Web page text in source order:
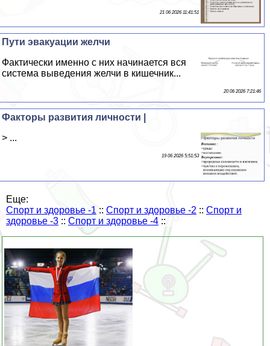
21 06 2026 11:41:51
Пути эвакуации желчи
Фактически именно с них начинается вся
система выведения желчи в кишечник...
20 06 2026 7:21:46
Факторы развития личности |
> ...
19 06 2026 5:51:53
Еще:
Спорт и здоровье -1 :: Спорт и здоровье -2 :: Спорт и
здоровье -3 :: Спорт и здоровье -4 ::